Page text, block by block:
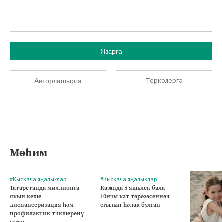
Язарга
Авторлашырга Теркәлергә
Мөһим
#Кыскача яңалыклар
Татарстанда миллионга
якын кеше
диспансеризация һәм
профилактик тикшеренү
#Кыскача яңалыклар
Казанда 5 яшьлек бала
10нчы кат тәрәзәсеннән
егылып һәлак булган